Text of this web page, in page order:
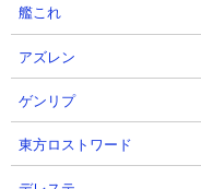
特に使用する機会はない
ます。レアキャッツアイ
を検討するぐらいでいいか
●ネコセイバーオル
れともNP？
艦これ
アズレン
ゲンリプ
東方ロストワード